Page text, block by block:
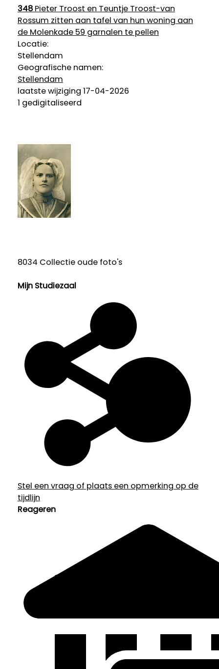
348Pieter Troost en Teuntje Troost-van
Rossum zitten aan tafel van hun woning aan
de Molenkade 59 garnalen te pellen
Locatie:
Stellendam
Geografische namen:
Stellendam
laatste wijziging 17-04-2026
1 gedigitaliseerd
8034 Collectie oude foto's
Mijn Studiezaal
Stel een vraag of plaats een opmerking op de
tijdlijn
Reageren